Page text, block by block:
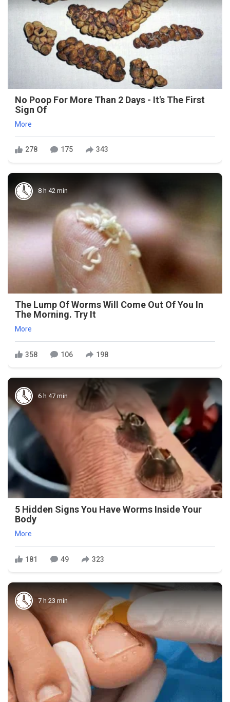
No Poop For More Than 2 Days - It's The First
Sign Of
More
278 175 343
8 h 42 min
The Lump Of Worms Will Come Out Of You In
The Morning. Try It
More
358 106 198
6 h 47 min
5 Hidden Signs You Have Worms Inside Your
Body
More
181 49 323
7 h 23 min